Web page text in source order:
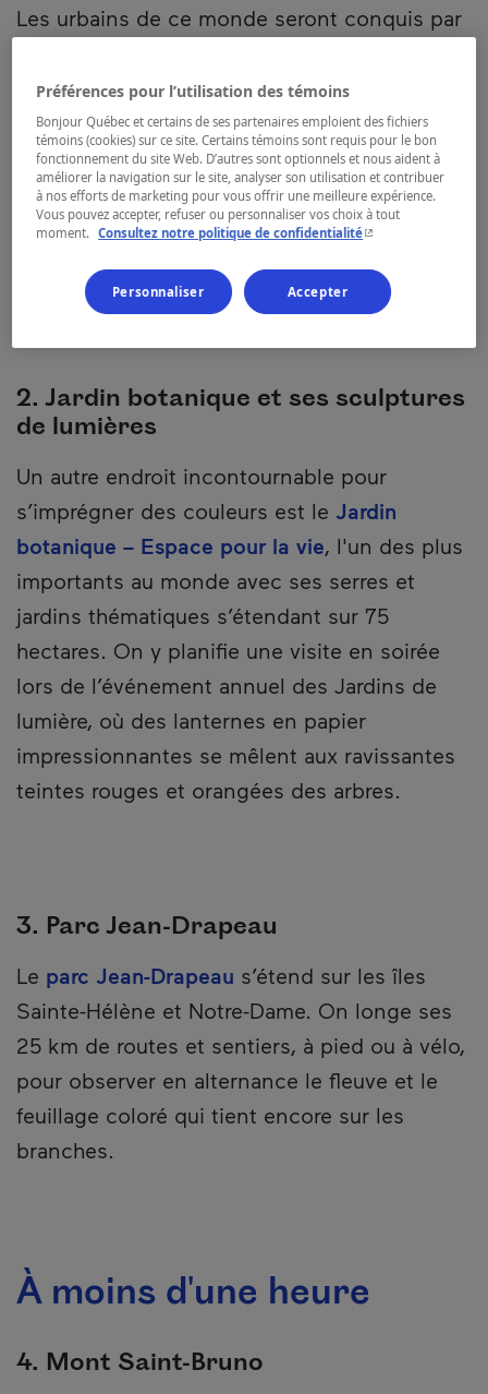
Les urbains de ce monde seront conquis par
même de la villegrâce auparc du Mont-
Royal. On prend le métro jusqu’à la station
Mont-Royal ou on s’arrête en voiture à l’un
des stationnements près du chemin
Remembrance, puis on marche jusqu’au
2. Jardin botanique et ses sculptures
de lumières
Un autre endroit incontournable pour
s’imprégner des couleurs est le Jardin
botanique – Espace pour la vie, l'un des plus
importants au monde avec ses serres et
jardins thématiques s’étendant sur 75
hectares. On y planifie une visite en soirée
lors de l’événement annuel des Jardins de
lumière, où des lanternes en papier
impressionnantes se mêlent aux ravissantes
teintes rouges et orangées des arbres.
3. Parc Jean-Drapeau
Le parc Jean-Drapeau s’étend sur les îles
Sainte-Hélène et Notre-Dame. On longe ses
25 km de routes et sentiers, à pied ou à vélo,
pour observer en alternance le fleuve et le
feuillage coloré qui tient encore sur les
branches.
À moins d'une heure
4. Mont Saint-Bruno
Préférences pour l’utilisation des témoins
Bonjour Québec et certains de ses partenaires emploient des fichiers
témoins (cookies) sur ce site. Certains témoins sont requis pour le bon
fonctionnement du site Web. D’autres sont optionnels et nous aident à
améliorer la navigation sur le site, analyser son utilisation et contribuer
à nos efforts de marketing pour vous offrir une meilleure expérience.
Vous pouvez accepter, refuser ou personnaliser vos choix à tout
moment.
Consultez notre politique de confidentialité- Cet hyperlien
Personnaliser Accepter